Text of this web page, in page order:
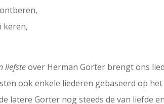
keren,
liefsteover Herman Gorter brengt ons
ook enkele liederen gebaseerd op
latere Gorter nog steeds de van liefde